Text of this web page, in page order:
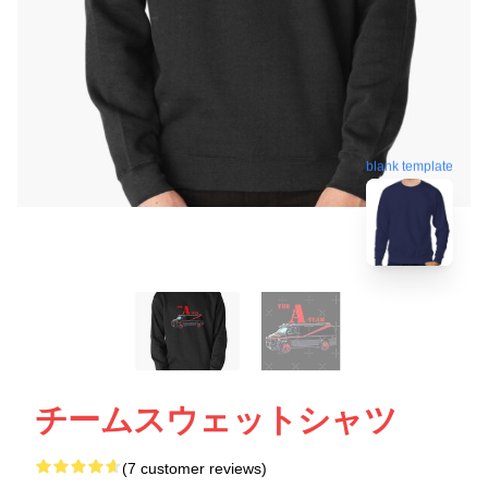
blank template
チームスウェットシャツ
(7 customer reviews)